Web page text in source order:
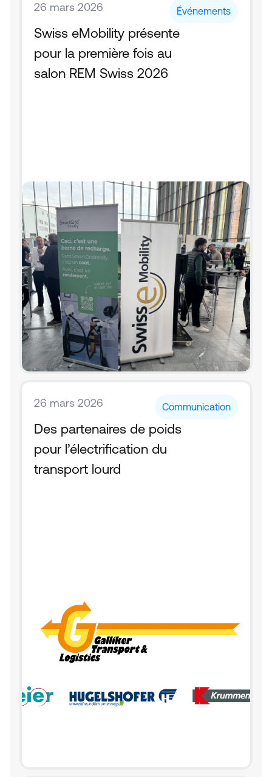
26 mars 2026 Événements
Swiss eMobility présente
pour la première fois au
salon REM Swiss 2026
26 mars 2026 Communication
Des partenaires de poids
pour l’électrification du
transport lourd